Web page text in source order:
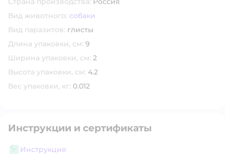
Вид животного: собаки
Вид паразитов: глисты
Длина упаковки, см: 9
Ширина упаковки, см: 2
Высота упаковки, см: 4.2
Вес упаковки, кг: 0.012
Инструкции и сертификаты
Инструкция